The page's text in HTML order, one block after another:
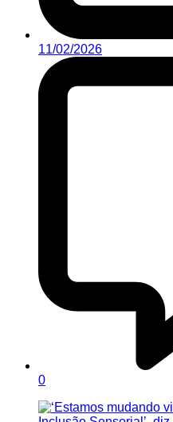
11/02/2026
0